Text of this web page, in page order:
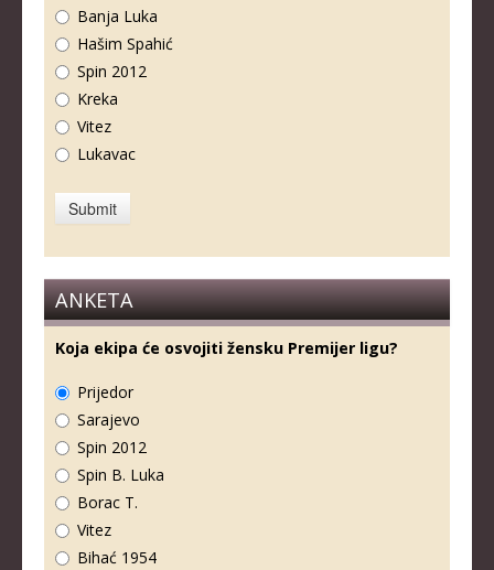
Banja Luka
Hašim Spahić
Spin 2012
Kreka
Vitez
Lukavac
ANKETA
Koja ekipa će osvojiti žensku Premijer ligu?
Prijedor
Sarajevo
Spin 2012
Spin B. Luka
Borac T.
Vitez
Bihać 1954